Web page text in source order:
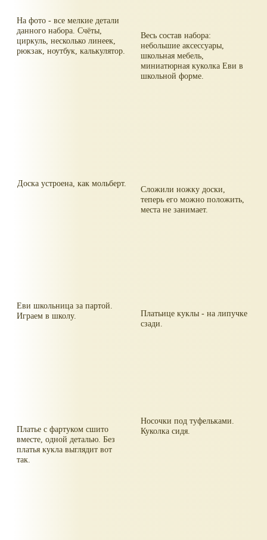
На фото - все мелкие детали
данного набора. Счёты,
циркуль, несколько линеек,
рюкзак, ноутбук, калькулятор.
Весь состав набора:
небольшие аксессуары,
школьная мебель,
миниатюрная куколка Еви в
школьной форме.
Доска устроена, как мольберт.
Сложили ножку доски,
теперь его можно положить,
места не занимает.
Еви школьница за партой.
Играем в школу.
Платьице куклы - на липучке
сзади.
Платье с фартуком сшито
вместе, одной деталью. Без
платья кукла выглядит вот
так.
Носочки под туфельками.
Куколка сидя.